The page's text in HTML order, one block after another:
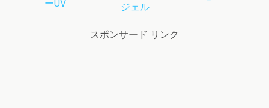
ーUV
ジェル
スポンサード リンク